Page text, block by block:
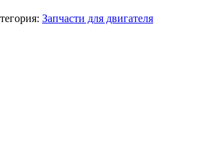
Запчасти для двигателя